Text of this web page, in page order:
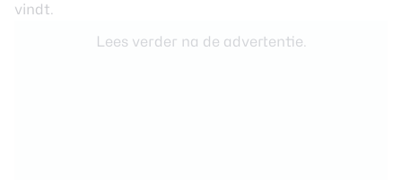
vindt.
Lees verder na de advertentie.